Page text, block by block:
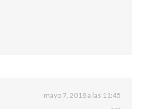
mayo 7, 2018 a las 11:45